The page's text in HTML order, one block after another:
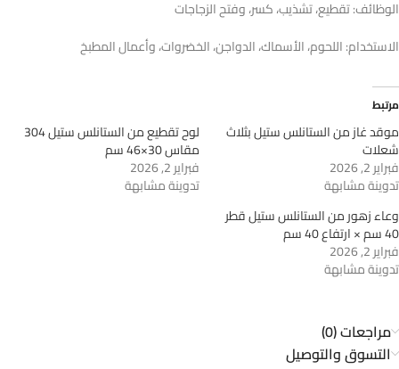
الوظائف: تقطيع، تشذيب، كسر، وفتح الزجاجات
الاستخدام: اللحوم، الأسماك، الدواجن، الخضروات، وأعمال المطبخ
مرتبط
موقد غاز من الستانلس ستيل بثلاث
شعلات
فبراير 2, 2026
تدوينة مشابهة
لوح تقطيع من الستانلس ستيل 304
مقاس 30×46 سم
فبراير 2, 2026
تدوينة مشابهة
وعاء زهور من الستانلس ستيل قطر
40 سم × ارتفاع 40 سم
فبراير 2, 2026
تدوينة مشابهة
مراجعات (0)
التسوق والتوصيل